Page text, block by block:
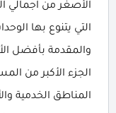
الأصغر من اجمالي
التي يتنوع بها
والمقدمة بأفضل
الجزء الأكبر من
المناطق الخدمية